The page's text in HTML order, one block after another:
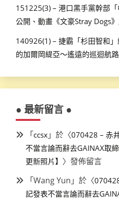
151225(3) – 港口黑手黨幹部
公開、動畫《文豪Stray Dogs
140926(1) – 捷霸「杉田智和
的加爾岡緹亞～遙遠的巡迴航
● 最新留言 ●
「ccsx 」於〈070428 – 赤
不當言論而辭去GAINAX取
更新照片】 〉發佈留言
「Wang Yun 」於〈
記發表不當言論而辭去